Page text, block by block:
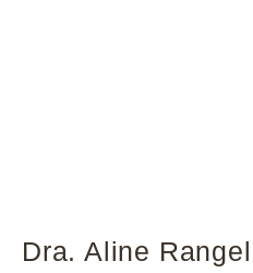
Dra. Aline Rangel